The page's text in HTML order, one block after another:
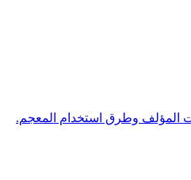
المؤلف وطرق استخدام المعجم.